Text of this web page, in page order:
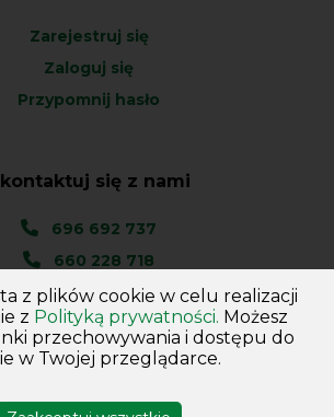
Zarejestruj się
Zaloguj się
Przypomnij hasło
się z nami
696 692 737
660 228 718
Ul. Węgierska 1A
46-045 Kotórz Mały
(woj. Opolskie)
z plików cookie w celu realizacji
z Polityką prywatności. Możesz
przechowywania i dostępu do
w Twojej przeglądarce.